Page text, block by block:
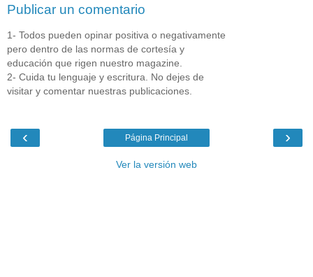
Publicar un comentario
1- Todos pueden opinar positiva o negativamente
pero dentro de las normas de cortesía y
educación que rigen nuestro magazine.
2- Cuida tu lenguaje y escritura. No dejes de
visitar y comentar nuestras publicaciones.
‹ ›
Página Principal
Ver la versión web